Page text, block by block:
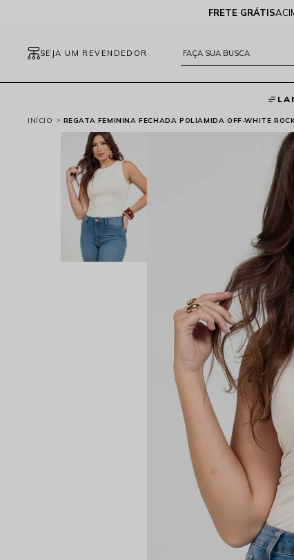
FRETE GRÁTIS
SEJA UM REVENDEDOR
INÍCIO REGATA FEMININA FECHADA POLIAMIDA OFF-WHITE